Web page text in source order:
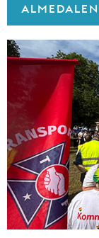
ALMEDALEN